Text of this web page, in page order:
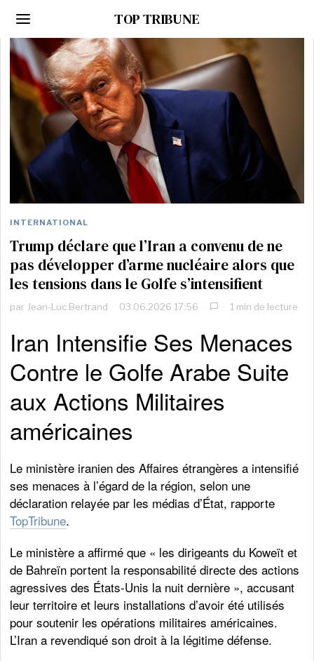
TOP TRIBUNE
INTERNATIONAL
Trump déclare que l’Iran a convenu de ne
pas développer d’arme nucléaire alors que
les tensions dans le Golfe s’intensifient
par Jean-Luc Bertrand 03.06.2026 17:56 1 min de lecture
Iran Intensifie Ses Menaces
Contre le Golfe Arabe Suite
aux Actions Militaires
américaines
Le ministère iranien des Affaires étrangères a intensifié
ses menaces à l’égard de la région, selon une
déclaration relayée par les médias d’État, rapporte
TopTribune.
Le ministère a affirmé que « les dirigeants du Koweït et
de Bahreïn portent la responsabilité directe des actions
agressives des États-Unis la nuit dernière », accusant
leur territoire et leurs installations d’avoir été utilisés
pour soutenir les opérations militaires américaines.
L’Iran a revendiqué son droit à la légitime défense.